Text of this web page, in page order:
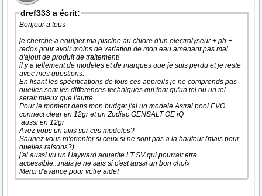
dref333 a écrit:
Bonjour a tous
je cherche a equiper ma piscine au chlore d'un electrolyseur + ph +
redox pour avoir moins de variation de mon eau amenant pas mal
d'ajout de produit de traitement!
il y a tellement de modeles et de marques que je suis perdu et je reste
avec mes questions.
En lisant les spécifications de tous ces appreils je ne comprends pas
quelles sont les differences techniques qui font qu'un tel ou un tel
serait mieux que l'autre.
Pour le moment dans mon budget j'ai un modele Astral pool EVO
connect clear en 12gr et un Zodiac GENSALT OE iQ
aussi en 12gr
Avez vous un avis sur ces modeles?
Sauriez vous m'orienter si ceux si ne sont pas a la hauteur (mais pour
quelles raisons?)
j'ai aussi vu un Hayward aquarite LT SV qui pourrait etre
accessible...mais je ne sais si c'est aussi un bon choix
Merci d'avance pour votre aide!